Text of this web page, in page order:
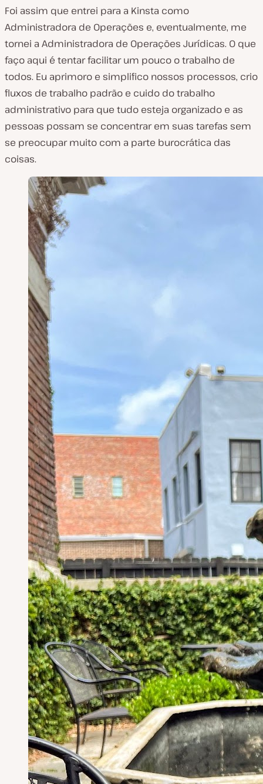
Foi assim que entrei para a Kinsta como
Administradora de Operações e, eventualmente, me
tornei a Administradora de Operações Jurídicas. O que
faço aqui é tentar facilitar um pouco o trabalho de
todos. Eu aprimoro e simplifico nossos processos, crio
fluxos de trabalho padrão e cuido do trabalho
administrativo para que tudo esteja organizado e as
pessoas possam se concentrar em suas tarefas sem
se preocupar muito com a parte burocrática das
coisas.